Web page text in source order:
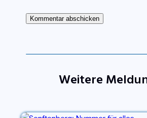
Weitere